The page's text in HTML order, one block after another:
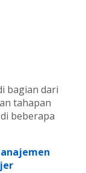
bagian dari
tahapan
beberapa